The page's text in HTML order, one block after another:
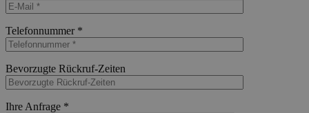
Telefonnummer *
Bevorzugte Rückruf-Zeiten
Ihre Anfrage *